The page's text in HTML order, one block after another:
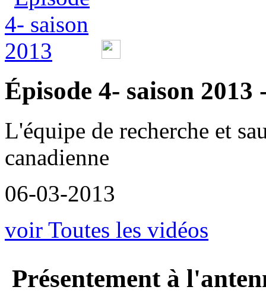
Épisode 4- saison 2013
L'équipe de recherche et
canadienne
06-03-2013
voir Toutes les vidéos
Présentement à